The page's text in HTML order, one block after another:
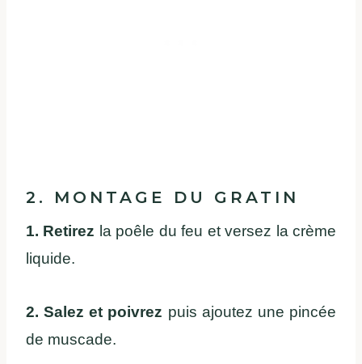
2. MONTAGE DU GRATIN
1. Retirez la poêle du feu et versez la crème
liquide.
2. Salez et poivrez puis ajoutez une pincée
de muscade.